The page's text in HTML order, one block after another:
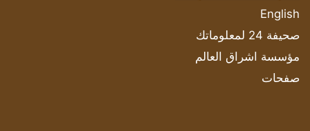
English
صحيفة 24 لمعلوماتك
مؤسسة اشراق العالم
صفحات